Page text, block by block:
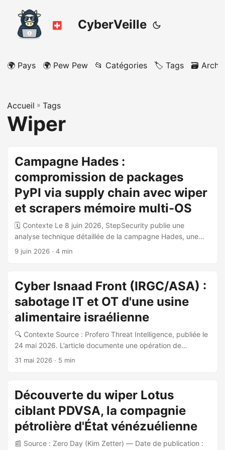
CyberVeille
🌍 Pays 🌍 Pew Pew 📂 Catégories 🏷️ Tags 🗃️
Accueil » Tags
Wiper
Campagne Hades :
compromission de packages
PyPI via supply chain avec wiper
et scrapers mémoire multi-OS
🗓️ Contexte Le 8 juin 2026, StepSecurity publie une
analyse technique détaillée de la campagne Hades, une
opération de compromission de la chaîne
documenté dans des attaques npm précédentes. 📦
Packages compromis Au total, 27 packages PyPI sont
identifiés comme compromis, couvrant les domaines de la
bioinformatique, du machine learning graphique et de
l’analyse génotype-phénotype. Parmi les plus notables : ...
9 juin 2026 · 4 min
Cyber Isnaad Front (IRGC/ASA) :
sabotage IT et OT d'une usine
alimentaire israélienne
🔍 Contexte Source : Profero Threat Intelligence, publiée le
24 mai 2026. L’article documente une opération de
sabotage combinée IT/OT menée contre une usine de
aux côtés d’Aria Sepehr Ayandehsazan (ASA), successeur
de l’entité sanctionnée Emennet Pasargad, affiliée à l’IRGC.
🎭 Acteur de la menace Cyber Isnaad Front : persona
arabophone présentée comme un collectif hacktiviste pro-
palestinien, active depuis juin 2025 Opérée par/avec ASA
(Aria Sepehr Ayandehsazan), successeur d’Emennet
31 mai 2026 · 5 min
Découverte du wiper Lotus
ciblant PDVSA, la compagnie
pétrolière d'État vénézuélienne
📰 Source : Zero Day (Kim Zetter) — Date de publication :